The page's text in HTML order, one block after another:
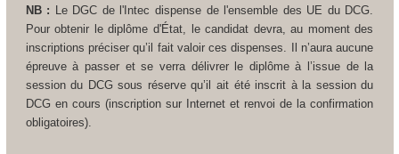
NB : Le DGC de l'Intec dispense de l'ensemble des UE du DCG.
Pour obtenir le diplôme d'État, le candidat devra, au moment des
inscriptions préciser qu’il fait valoir ces dispenses. Il n’aura aucune
épreuve à passer et se verra délivrer le diplôme à l’issue de la
session du DCG sous réserve qu’il ait été inscrit à la session du
DCG en cours (inscription sur Internet et renvoi de la confirmation
obligatoires).